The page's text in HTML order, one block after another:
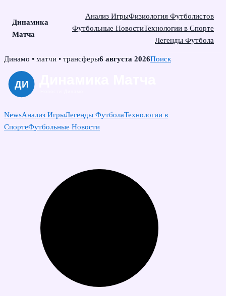
Динамика
Матча
Анализ ИгрыФизиология Футболистов
Футбольные НовостиТехнологии в Спорте
Легенды Футбола
Skip
content
Динамо • матчи • трансферы6 августа 2026Поиск
NewsАнализ ИгрыЛегенды ФутболаТехнологии в
СпортеФутбольные Новости